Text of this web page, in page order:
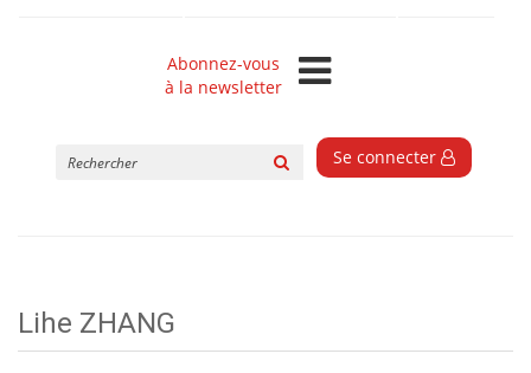
Abonnez-vous
à la newsletter
Se connecter
Lihe ZHANG